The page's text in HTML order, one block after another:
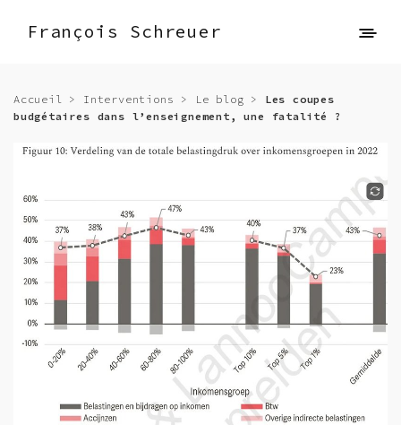
François Schreuer
Accueil > Interventions > Le blog > Les coupes
budgétaires dans l’enseignement, une fatalité ?